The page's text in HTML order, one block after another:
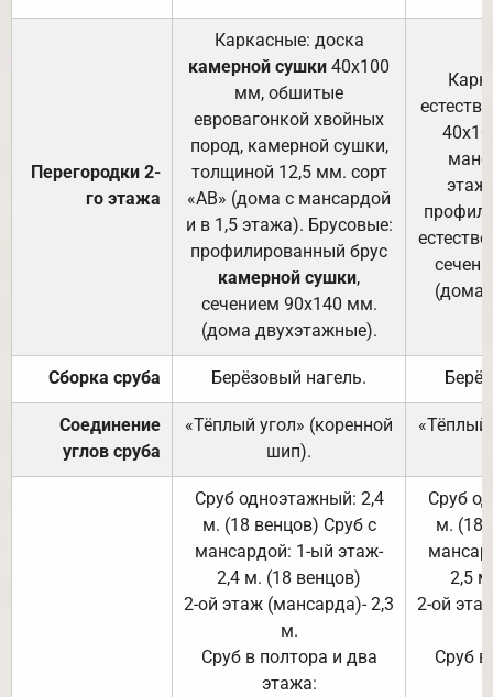
Перегородки 2-
го этажа
Каркасные: доска
камерной сушки 40х100
мм, обшитые
евровагонкой хвойных
пород, камерной сушки,
толщиной 12,5 мм. сорт
«АВ» (дома с мансардой
и в 1,5 этажа). Брусовые:
профилированный брус
камерной сушки,
сечением 90х140 мм.
(дома двухэтажные).
(дома
Сборка сруба Берёзовый нагель.
Соединение
углов сруба
«Тёплый угол» (коренной
шип).
«Тёплый
Сруб одноэтажный: 2,4
м. (18 венцов) Сруб с
мансардой: 1-ый этаж-
2,4 м. (18 венцов)
2-ой этаж (мансарда)- 2,3
м.
Сруб в полтора и два
этажа:
Сруб
м. (18
2,5
2-ой
Сруб